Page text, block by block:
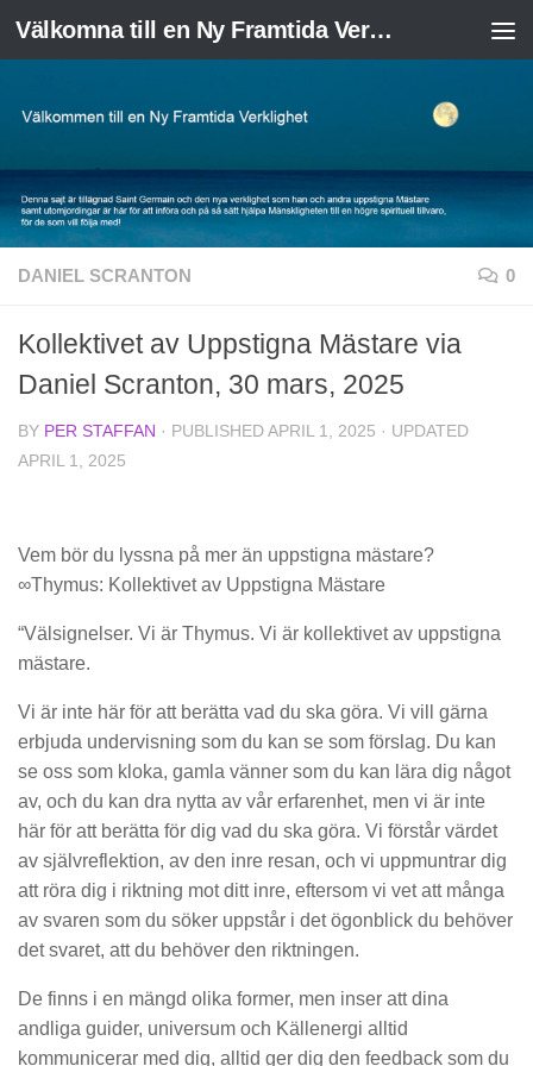
Skip to content Välkomna till en Ny Framtida Verklighet
DANIEL SCRANTON 0
Kollektivet av Uppstigna Mästare via
Daniel Scranton, 30 mars, 2025
BY PER STAFFAN · PUBLISHED APRIL 1, 2025 · UPDATED
APRIL 1, 2025
Vem bör du lyssna på mer än uppstigna mästare?
∞Thymus: Kollektivet av Uppstigna Mästare
“Välsignelser. Vi är Thymus. Vi är kollektivet av uppstigna
mästare.
Vi är inte här för att berätta vad du ska göra. Vi vill gärna
erbjuda undervisning som du kan se som förslag. Du kan
se oss som kloka, gamla vänner som du kan lära dig något
av, och du kan dra nytta av vår erfarenhet, men vi är inte
här för att berätta för dig vad du ska göra. Vi förstår värdet
av självreflektion, av den inre resan, och vi uppmuntrar dig
att röra dig i riktning mot ditt inre, eftersom vi vet att många
av svaren som du söker uppstår i det ögonblick du behöver
det svaret, att du behöver den riktningen.
De finns i en mängd olika former, men inser att dina
andliga guider, universum och Källenergi alltid
kommunicerar med dig, alltid ger dig den feedback som du